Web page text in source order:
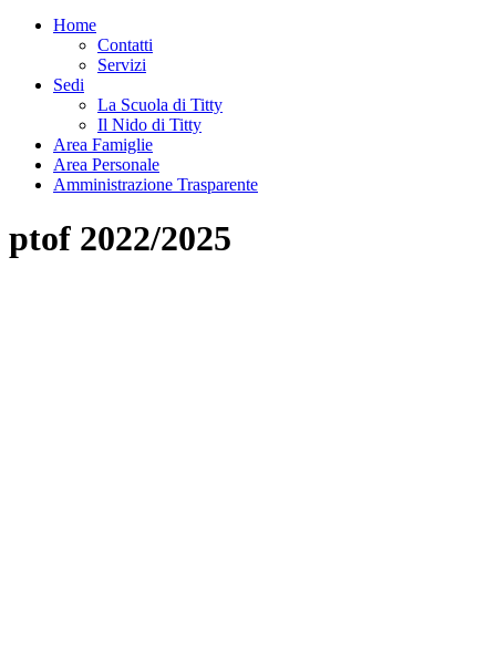
Home
Contatti
Servizi
Sedi
La Scuola di Titty
Il Nido di Titty
Area Famiglie
Area Personale
Amministrazione Trasparente
ptof 2022/2025